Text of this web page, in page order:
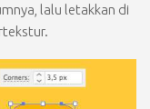
lalu letakkan di